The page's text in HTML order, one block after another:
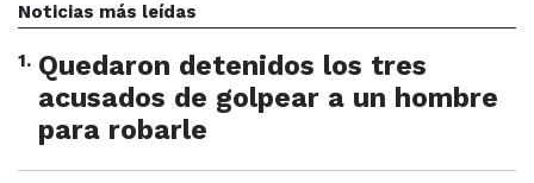
Noticias más leídas
1. Quedaron detenidos los tres
acusados de golpear a un hombre
para robarle